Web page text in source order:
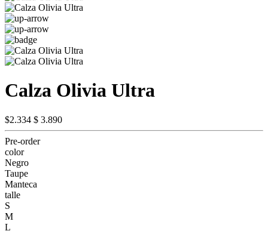
Calza Olivia Ultra
$2.334 $ 3.890
Pre-order
color
Negro
Taupe
Manteca
talle
S
M
L